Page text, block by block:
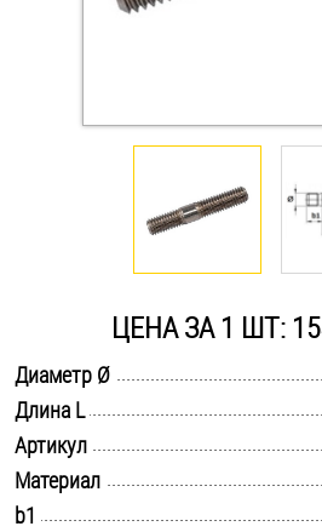
Крюки, кольца с
Оснастка и аксессуары
Саморезы и шурупы
Стопорные кольца
Такелаж
ЦЕНА ЗА 1 ШТ:
Диаметр Ø
Длина L
Артикул
Материал
b1